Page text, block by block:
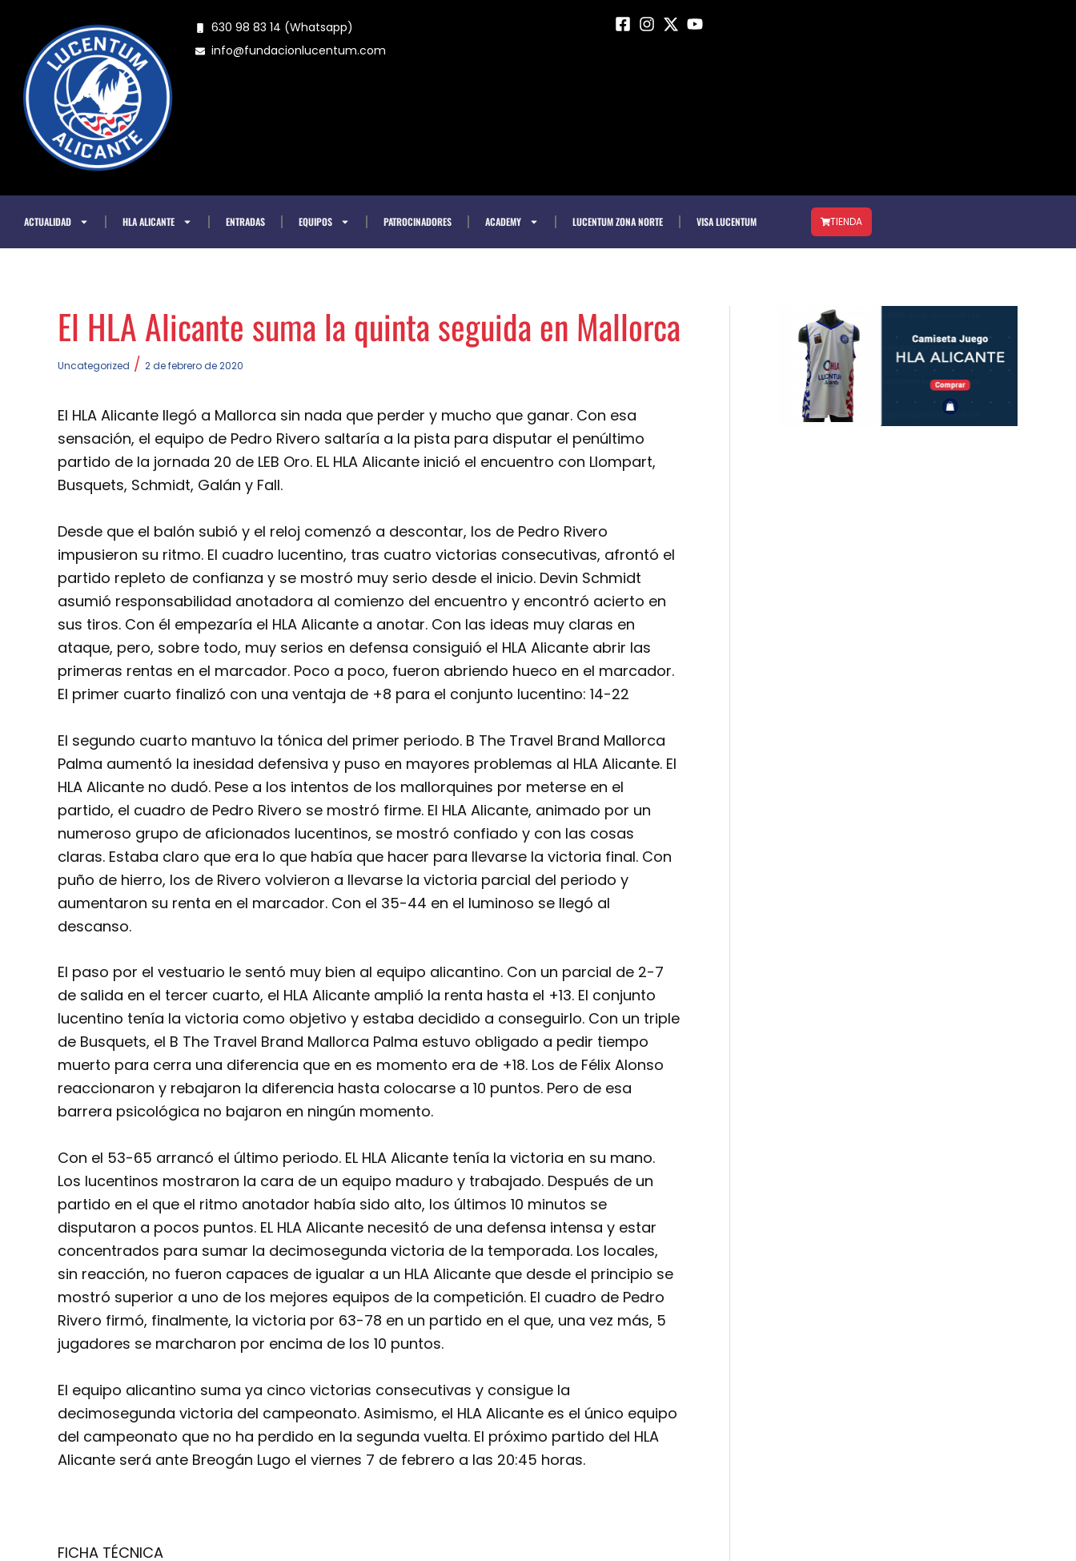
contenido
630 98 83 14 (Whatsapp)
info@fundacionlucentum.com
ACTUALIDAD HLA ALICANTE ENTRADAS EQUIPOS PATROCINADORES ACADEMY LUCENTUM ZONA NORTE VISA LUCENTUM TIENDA
El HLA Alicante suma la quinta seguida en Mallorca
Uncategorized / 2 de febrero de 2020
El HLA Alicante llegó a Mallorca sin nada que perder y mucho que ganar. Con esa
sensación, el equipo de Pedro Rivero saltaría a la pista para disputar el penúltimo
partido de la jornada 20 de LEB Oro. EL HLA Alicante inició el encuentro con Llompart,
Busquets, Schmidt, Galán y Fall.
Desde que el balón subió y el reloj comenzó a descontar, los de Pedro Rivero
impusieron su ritmo. El cuadro lucentino, tras cuatro victorias consecutivas, afrontó el
partido repleto de confianza y se mostró muy serio desde el inicio. Devin Schmidt
asumió responsabilidad anotadora al comienzo del encuentro y encontró acierto en
sus tiros. Con él empezaría el HLA Alicante a anotar. Con las ideas muy claras en
ataque, pero, sobre todo, muy serios en defensa consiguió el HLA Alicante abrir las
primeras rentas en el marcador. Poco a poco, fueron abriendo hueco en el marcador.
El primer cuarto finalizó con una ventaja de +8 para el conjunto lucentino: 14-22
El segundo cuarto mantuvo la tónica del primer periodo. B The Travel Brand Mallorca
Palma aumentó la inesidad defensiva y puso en mayores problemas al HLA Alicante. El
HLA Alicante no dudó. Pese a los intentos de los mallorquines por meterse en el
partido, el cuadro de Pedro Rivero se mostró firme. El HLA Alicante, animado por un
numeroso grupo de aficionados lucentinos, se mostró confiado y con las cosas
claras. Estaba claro que era lo que había que hacer para llevarse la victoria final. Con
puño de hierro, los de Rivero volvieron a llevarse la victoria parcial del periodo y
aumentaron su renta en el marcador. Con el 35-44 en el luminoso se llegó al
descanso.
El paso por el vestuario le sentó muy bien al equipo alicantino. Con un parcial de 2-7
de salida en el tercer cuarto, el HLA Alicante amplió la renta hasta el +13. El conjunto
lucentino tenía la victoria como objetivo y estaba decidido a conseguirlo. Con un triple
de Busquets, el B The Travel Brand Mallorca Palma estuvo obligado a pedir tiempo
muerto para cerra una diferencia que en es momento era de +18. Los de Félix Alonso
reaccionaron y rebajaron la diferencia hasta colocarse a 10 puntos. Pero de esa
barrera psicológica no bajaron en ningún momento.
Con el 53-65 arrancó el último periodo. EL HLA Alicante tenía la victoria en su mano.
Los lucentinos mostraron la cara de un equipo maduro y trabajado. Después de un
partido en el que el ritmo anotador había sido alto, los últimos 10 minutos se
disputaron a pocos puntos. EL HLA Alicante necesitó de una defensa intensa y estar
concentrados para sumar la decimosegunda victoria de la temporada. Los locales,
sin reacción, no fueron capaces de igualar a un HLA Alicante que desde el principio se
mostró superior a uno de los mejores equipos de la competición. El cuadro de Pedro
Rivero firmó, finalmente, la victoria por 63-78 en un partido en el que, una vez más, 5
jugadores se marcharon por encima de los 10 puntos.
El equipo alicantino suma ya cinco victorias consecutivas y consigue la
decimosegunda victoria del campeonato. Asimismo, el HLA Alicante es el único equipo
del campeonato que no ha perdido en la segunda vuelta. El próximo partido del HLA
Alicante será ante Breogán Lugo el viernes 7 de febrero a las 20:45 horas.
FICHA TÉCNICA